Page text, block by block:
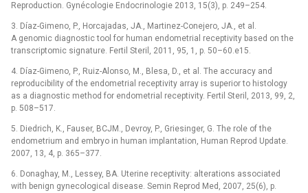
Reproduction. Gynécologie Endocrinologie 2013, 15(3), p. 249–254.
3. Díaz-Gimeno, P., Horcajadas, JA., Martinez-Conejero, JA., et al.
A genomic diagnostic tool for human endometrial receptivity based on the
transcriptomic signature. Fertil Steril, 2011, 95, 1, p. 50–60.e15.
4. Díaz-Gimeno, P., Ruiz-Alonso, M., Blesa, D., et al. The accuracy and
reproducibility of the endometrial receptivity array is superior to histology
as a diagnostic method for endometrial receptivity. Fertil Steril, 2013, 99, 2,
p. 508–517.
5. Diedrich, K., Fauser, BCJM., Devroy, P., Griesinger, G. The role of the
endometrium and embryo in human implantation, Human Reprod Update.
2007, 13, 4, p. 365–377.
6. Donaghay, M., Lessey, BA. Uterine receptivity: alterations associated
with benign gynecological disease. Semin Reprod Med, 2007, 25(6), p.